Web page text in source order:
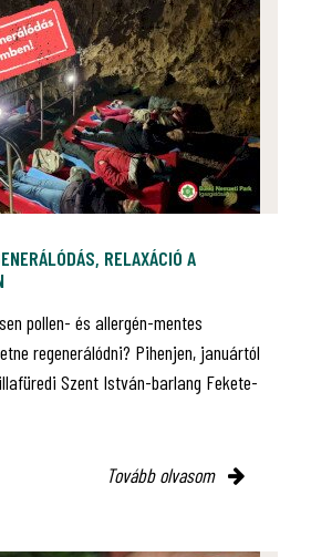
RELAXÁCIÓ A
pollen- és allergén-mentes
regenerálódni? Pihenjen, januártól
Szent István-barlang Fekete-
Tovább olvasom